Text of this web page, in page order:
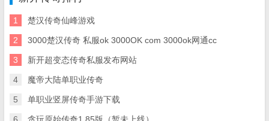
1 楚汉传奇仙峰游戏
2 3000楚汉传奇 私服ok 3000OK com 3000ok网通cc
3 新开超变态传奇私服发布网站
4 魔帝大陆单职业传奇
5 单职业竖屏传奇手游下载